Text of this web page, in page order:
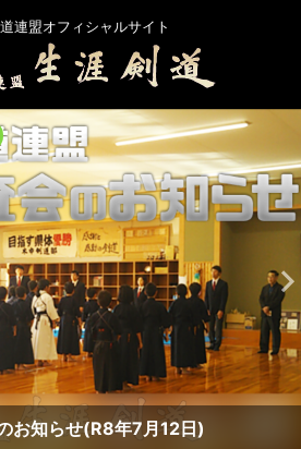
連盟オフィシャルサイト
お知らせ(R8年7月12日)